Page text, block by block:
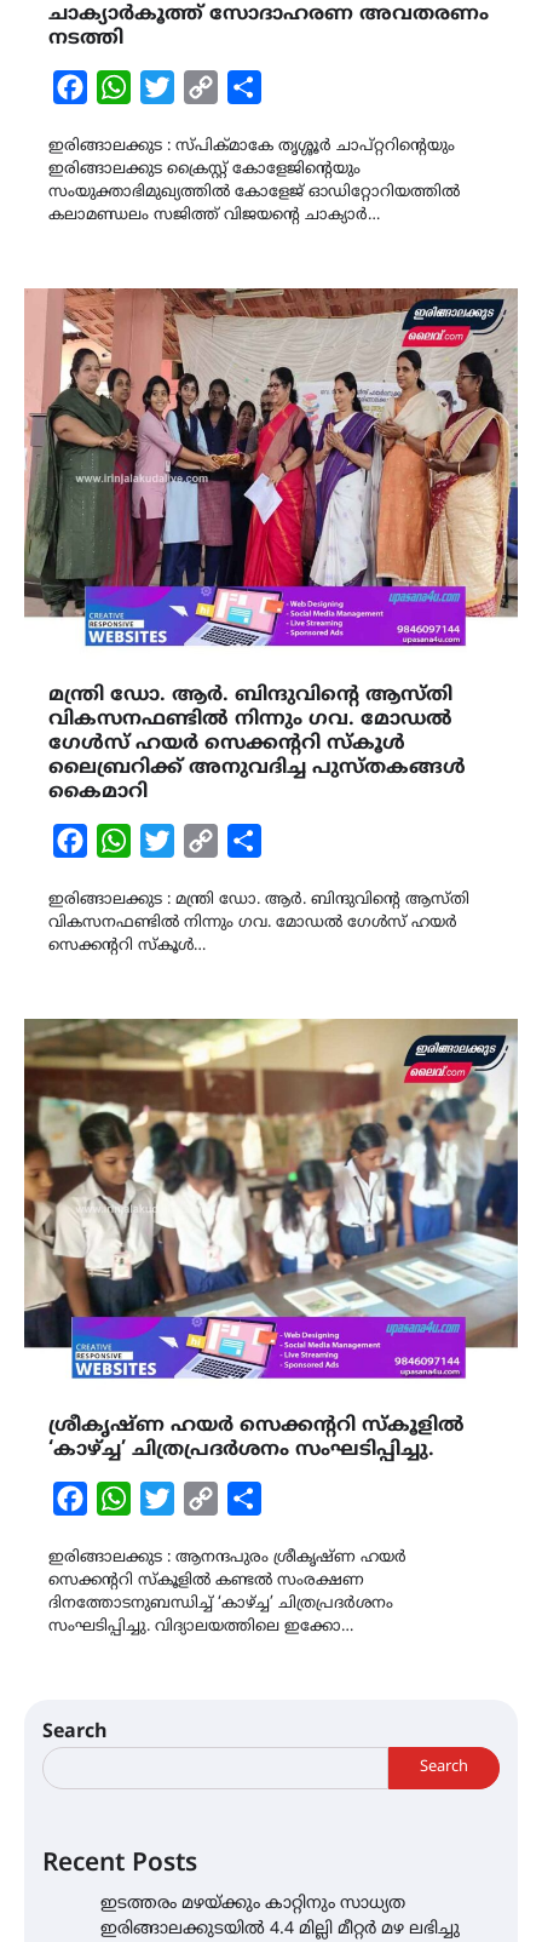
ചാക്യാർകൂത്ത് സോദാഹരണ അവതരണം
നടത്തി
FacebookWhatsAppTwitterCopy
ഇരിങ്ങാലക്കുട : സ്പിക്മാകേ തൃശ്ശൂർ ചാപ്റ്ററിൻ്റെയും
ഇരിങ്ങാലക്കുട ക്രൈസ്റ്റ് കോളേജിൻ്റെയും
സംയുക്താഭിമുഖ്യത്തിൽ കോളേജ് ഓഡിറ്റോറിയത്തിൽ
കലാമണ്ഡലം സജിത്ത് വിജയന്‍റെ ചാക്യാർ…
മന്ത്രി ഡോ. ആർ. ബിന്ദുവിന്റെ ആസ്തി
വികസനഫണ്ടിൽ നിന്നും ഗവ. മോഡൽ
ഗേൾസ് ഹയർ സെക്കന്ററി സ്കൂൾ
ലൈബ്രറിക്ക് അനുവദിച്ച പുസ്തകങ്ങള്‍
കൈമാറി
FacebookWhatsAppTwitterCopy
ഇരിങ്ങാലക്കുട : മന്ത്രി ഡോ. ആർ. ബിന്ദുവിന്റെ ആസ്തി
വികസനഫണ്ടിൽ നിന്നും ഗവ. മോഡൽ ഗേൾസ് ഹയർ
സെക്കന്ററി സ്കൂൾ…
ശ്രീകൃഷ്ണ ഹയർ സെക്കൻ്ററി സ്കൂളിൽ
‘കാഴ്ച്ച’ ചിത്രപ്രദർശനം സംഘടിപ്പിച്ചു.
FacebookWhatsAppTwitterCopy
ഇരിങ്ങാലക്കുട : ആനന്ദപുരം ശ്രീകൃഷ്ണ ഹയർ
സെക്കൻ്ററി സ്കൂളിൽ കണ്ടൽ സംരക്ഷണ
ദിനത്തോടനുബന്ധിച്ച് ‘കാഴ്ച്ച’ ചിത്രപ്രദർശനം
സംഘടിപ്പിച്ചു. വിദ്യാലയത്തിലെ ഇക്കോ…
Search
Search
Recent Posts
ഇടത്തരം മഴയ്ക്കും കാറ്റിനും സാധ്യത
ഇരിങ്ങാലക്കുടയിൽ 4.4 മില്ലി മീറ്റർ മഴ ലഭിച്ചു